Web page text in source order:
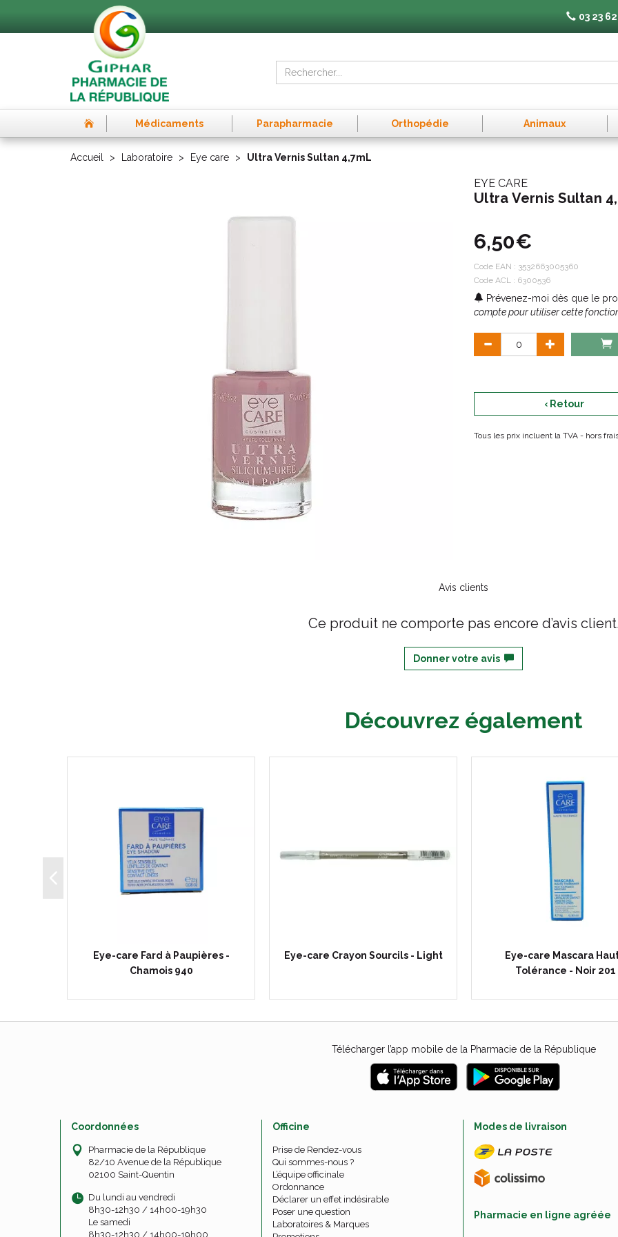
03 23
Médicaments Parapharmacie Orthopédie Animaux
Accueil Laboratoire Eye care Ultra Vernis Sultan 4,7mL
EYE CARE
Ultra Vernis Sultan
6,50€
Code EAN : 3532663005360
Code ACL : 6300536
Prévenez-moi dès que le
compte pour utiliser cette
‹ Retour
Tous les prix incluent la TVA - hors
Avis clients
Ce produit ne comporte pas encore d’avis
Donner votre avis
Découvrez également
Eye-care Fard à Paupières -
Chamois 940
Eye-care Crayon Sourcils - Light
Eye-care Mascara
Tolérance - Noir 201
Télécharger l’app mobile de la Pharmacie de la République
Coordonnées
Pharmacie de la République
82/10 Avenue de la République
02100 Saint-Quentin
Du lundi au vendredi
8h30-12h30 / 14h00-19h30
Le samedi
8h30-12h30 / 14h00-19h00
Officine
Prise de Rendez-vous
Qui sommes-nous ?
L’équipe officinale
Ordonnance
Déclarer un effet indésirable
Poser une question
Laboratoires & Marques
Modes de livraison
Pharmacie en ligne agréée